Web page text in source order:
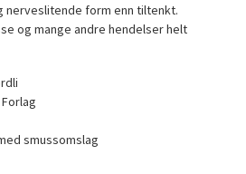
nerveslitende form enn tiltenkt.
og mange andre hendelser helt
smussomslag